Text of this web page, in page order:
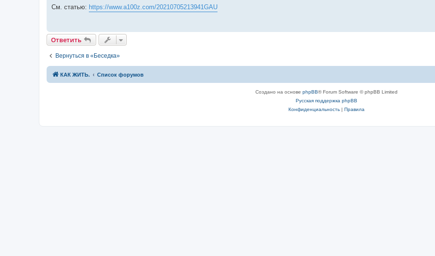
о
и
е
См. статью: https://www.a100z.com/20210705213941GAU
Ответить
Вернуться в «Беседка»
КАК ЖИТЬ. Список форумов
Создано на основе phpBB® Forum Software © phpBB Limited
Русская поддержка phpBB
Конфиденциальность| Правила